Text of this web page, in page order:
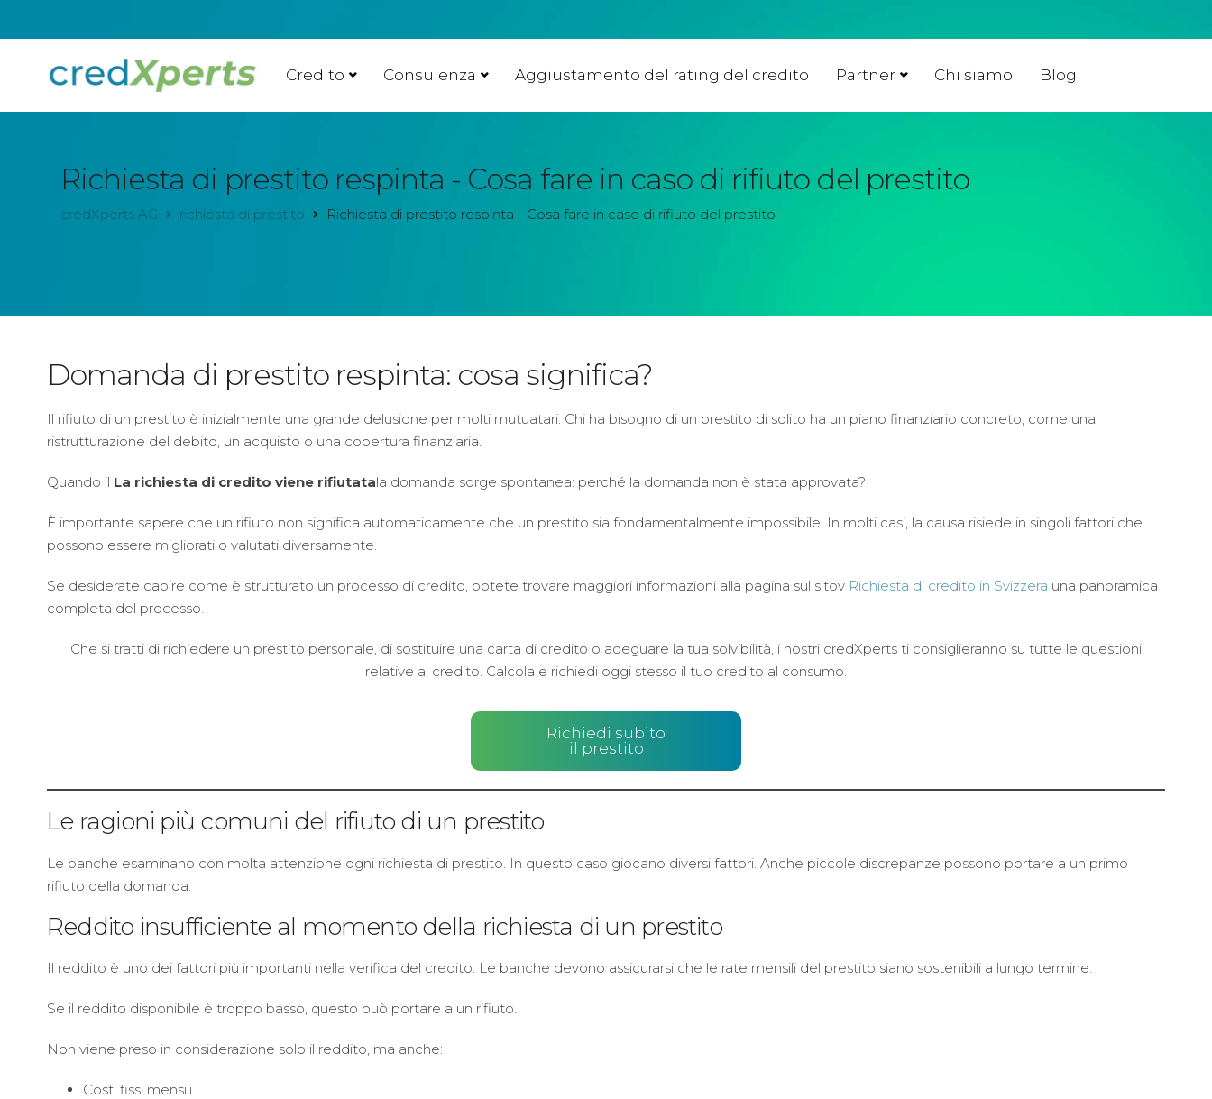
Credito Consulenza Aggiustamento del rating del credito Partner Chi siamo Blog
Richiesta di prestito respinta - Cosa fare in caso di rifiuto del prestito
credXperts AG richiesta di prestito Richiesta di prestito respinta - Cosa fare in caso di rifiuto del prestito
Domanda di prestito respinta: cosa significa?
Il rifiuto di un prestito è inizialmente una grande delusione per molti mutuatari. Chi ha bisogno di un prestito di solito ha un piano finanziario concreto, come una
ristrutturazione del debito, un acquisto o una copertura finanziaria.
Quando il La richiesta di credito viene rifiutatala domanda sorge spontanea: perché la domanda non è stata approvata?
È importante sapere che un rifiuto non significa automaticamente che un prestito sia fondamentalmente impossibile. In molti casi, la causa risiede in singoli fattori che
possono essere migliorati o valutati diversamente.
Se desiderate capire come è strutturato un processo di credito, potete trovare maggiori informazioni alla pagina sul sitov Richiesta di credito in Svizzera una panoramica
completa del processo.
Che si tratti di richiedere un prestito personale, di sostituire una carta di credito o adeguare la tua solvibilità, i nostri credXperts ti consiglieranno su tutte le questioni
relative al credito. Calcola e richiedi oggi stesso il tuo credito al consumo.
Richiedi subito
il prestito
Le ragioni più comuni del rifiuto di un prestito
Le banche esaminano con molta attenzione ogni richiesta di prestito. In questo caso giocano diversi fattori. Anche piccole discrepanze possono portare a un primo
rifiuto della domanda.
Reddito insufficiente al momento della richiesta di un prestito
Il reddito è uno dei fattori più importanti nella verifica del credito. Le banche devono assicurarsi che le rate mensili del prestito siano sostenibili a lungo termine.
Se il reddito disponibile è troppo basso, questo può portare a un rifiuto.
Non viene preso in considerazione solo il reddito, ma anche:
Costi fissi mensili